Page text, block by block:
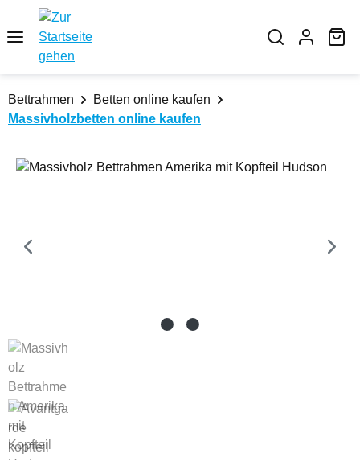
Zum Hauptinhalt springen
Bettrahmen
Betten online kaufen
Massivholzbetten online kaufen
Bildergalerie überspringen